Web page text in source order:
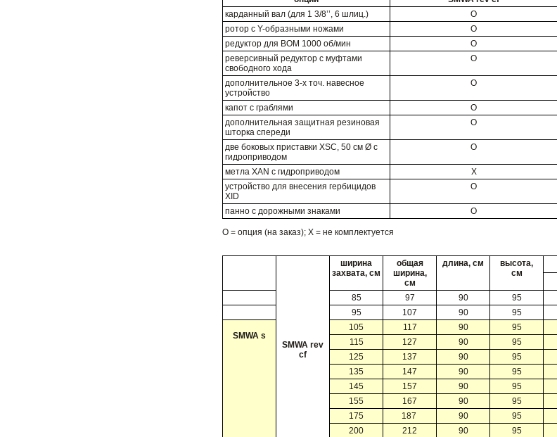
карданный вал (для 1 3/8’’, 6 шлиц.)
O
ротор с Y-образными ножами
O
редуктор для ВОМ 1000 об/мин
O
реверсивный редуктор с муфтами
свободного хода
O
дополнительное 3-х точ. навесное
устройство
O
капот с граблями O
дополнительная защитная резиновая
шторка спереди
O
две боковых приставки XSC, 50 см Ø с
гидроприводом
O
метла XAN c гидроприводом X
устройство для внесения гербицидов
XID
O
панно с дорожными знаками O
О = опция (на заказ); Х = не комплектуется
SMWA rev
cf
ширина
захвата, см
общая
ширина,
см
длина, см
высота,
см
85
97 90 95
95
107 90 95
SMWA s
105 117 90 95
115
127 90 95
125
137 90 95
135
147 90 95
145
157 90 95
155
167 90 95
175
187 90 95
200
212 90 95